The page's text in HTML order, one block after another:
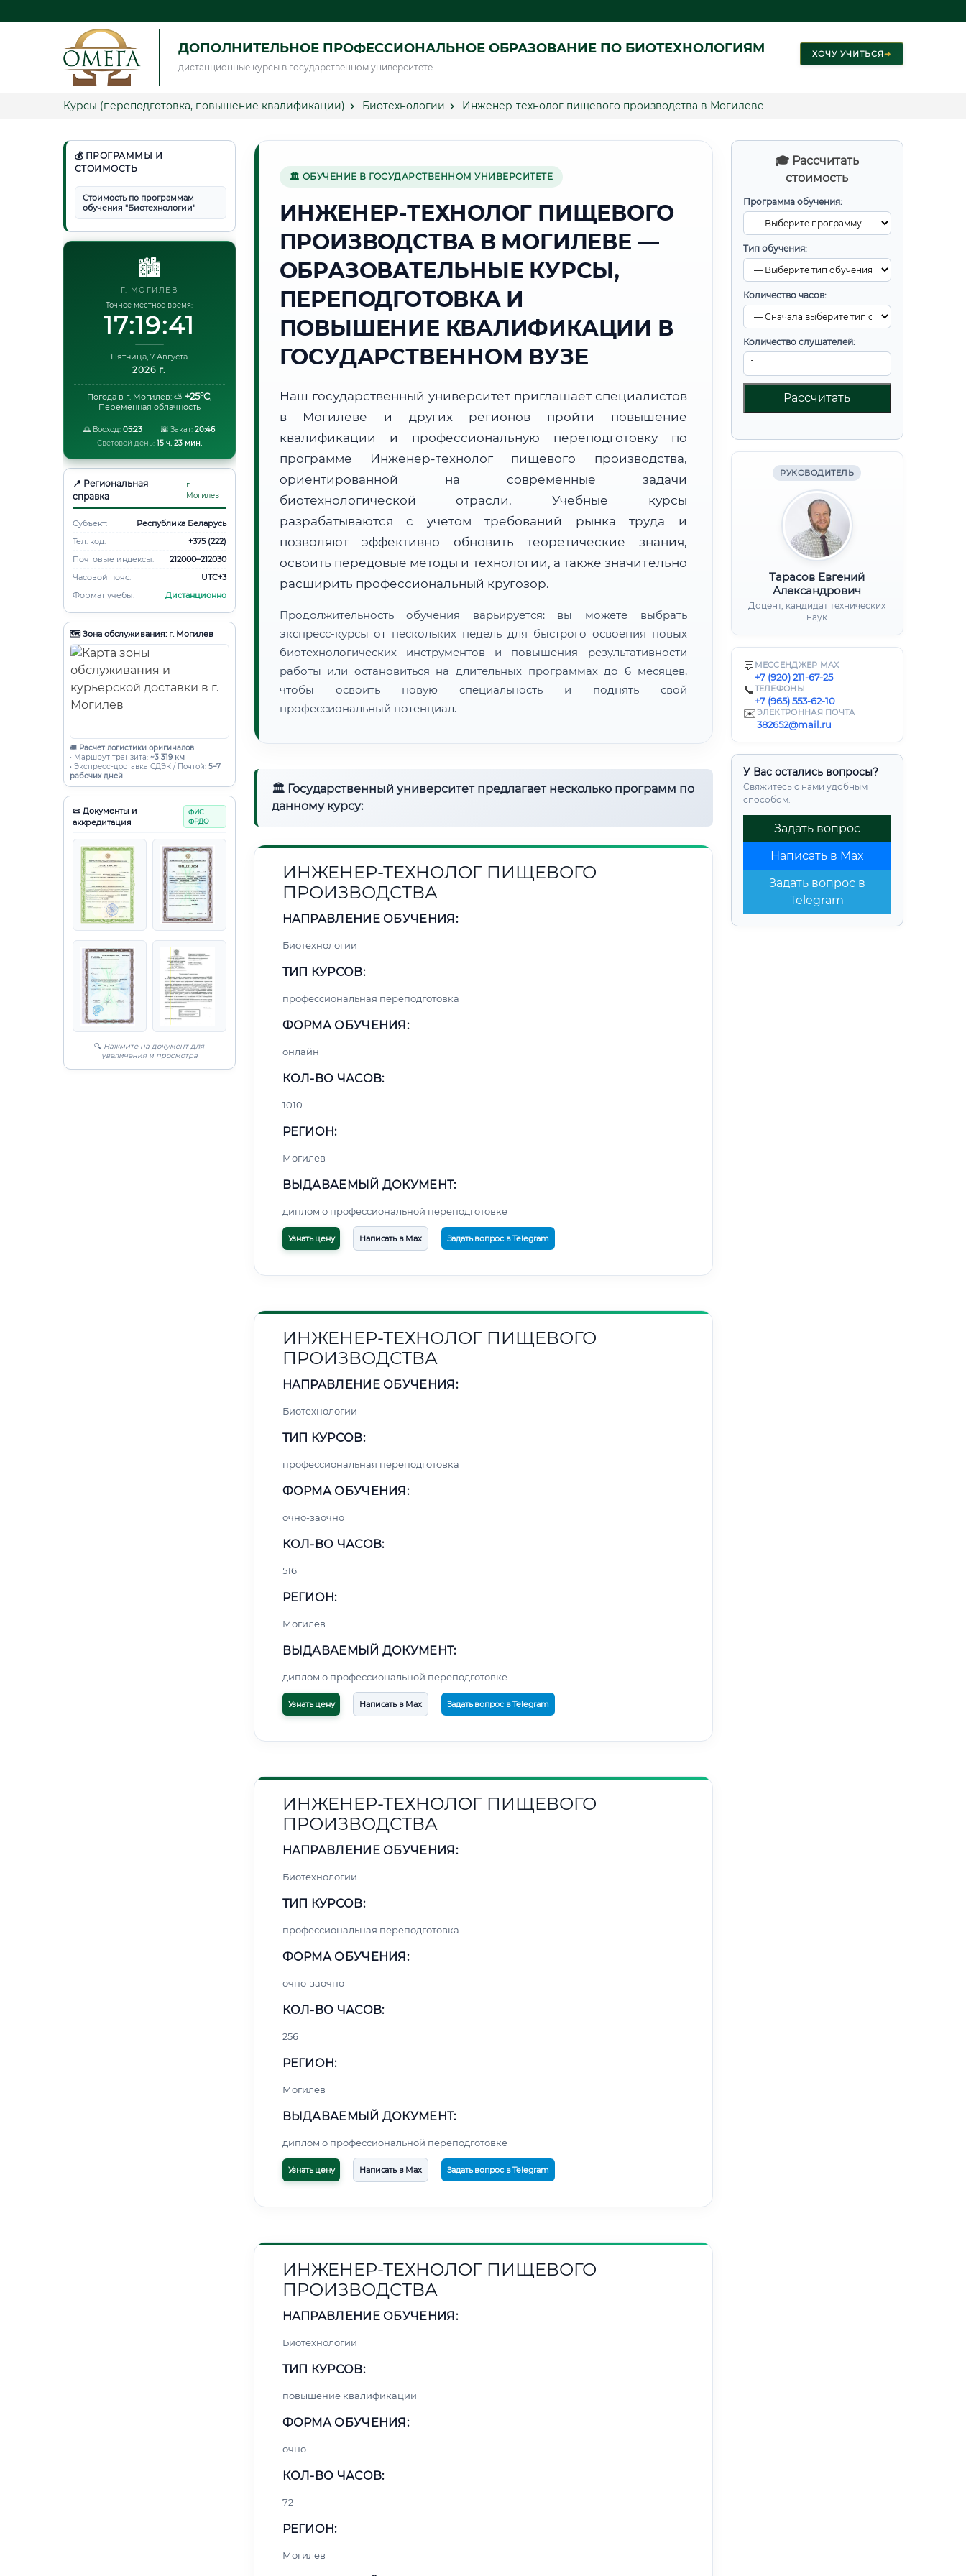
ДОПОЛНИТЕЛЬНОЕ ПРОФЕССИОНАЛЬНОЕ ОБРАЗОВАНИЕ ПО БИОТЕХНОЛОГИЯМ
дистанционные курсы в государственном университете
ХОЧУ УЧИТЬСЯ➜
Курсы (переподготовка, повышение квалификации) Биотехнологии Инженер-технолог пищевого производства в Могилеве
💰 ПРОГРАММЫ И
СТОИМОСТЬ
Стоимость по программам
обучения "Биотехнологии"
🏙️
Г. МОГИЛЕВ
Точное местное время:
17:19:42
Пятница, 7 Августа
2026 г.
Погода в г. Могилев: ⛅ +25°C,
Переменная облачность
🌅 Восход: 05:23 🌇 Закат:20:46
Световой день: 15 ч. 23 мин.
📍 Региональная
справка
г.
Могилев
Субъект:
Республика Беларусь
Тел. код:
+375 (222)
Почтовые индексы:
212000–212030
Часовой пояс:
UTC+3
Формат учебы:
Дистанционно
🗺️ Зона обслуживания: г. Могилев
🚚 Расчет логистики оригиналов:
• Маршрут транзита: ~3 319 км
• Экспресс-доставка СДЭК / Почтой: 5–7
рабочих дней
📜 Документы и
аккредитация
ФИС
ФРДО
🔍 Нажмите на документ для
увеличения и просмотра
🎓 Рассчитать
стоимость
Программа обучения:
Тип обучения:
Количество часов:
Количество слушателей:
Рассчитать
РУКОВОДИТЕЛЬ
Тарасов Евгений
Александрович
Доцент, кандидат технических
наук
💬 МЕССЕНДЖЕР MAX
+7 (920) 211-67-25
📞ТЕЛЕФОНЫ
+7 (965) 553-62-10
✉️ЭЛЕКТРОННАЯ ПОЧТА
382652@mail.ru
У Вас остались вопросы?
Свяжитесь с нами удобным
способом:
Задать вопрос
Написать в Max
Задать вопрос в
Telegram
🏛 ОБУЧЕНИЕ В ГОСУДАРСТВЕННОМ УНИВЕРСИТЕТЕ
ИНЖЕНЕР-ТЕХНОЛОГ ПИЩЕВОГО
ПРОИЗВОДСТВА В МОГИЛЕВЕ —
ОБРАЗОВАТЕЛЬНЫЕ КУРСЫ,
ПЕРЕПОДГОТОВКА И
ПОВЫШЕНИЕ КВАЛИФИКАЦИИ В
ГОСУДАРСТВЕННОМ ВУЗЕ
Наш государственный университет приглашает специалистов
в Могилеве и других регионов пройти повышение
квалификации и профессиональную переподготовку по
программе Инженер-технолог пищевого производства,
ориентированной на современные задачи
биотехнологической отрасли. Учебные курсы
разрабатываются с учётом требований рынка труда и
позволяют эффективно обновить теоретические знания,
освоить передовые методы и технологии, а также значительно
расширить профессиональный кругозор.
Продолжительность обучения варьируется: вы можете выбрать
экспресс-курсы от нескольких недель для быстрого освоения новых
биотехнологических инструментов и повышения результативности
работы или остановиться на длительных программах до 6 месяцев,
чтобы освоить новую специальность и поднять свой
профессиональный потенциал.
🏛 Государственный университет предлагает несколько программ по
данному курсу:
ИНЖЕНЕР-ТЕХНОЛОГ ПИЩЕВОГО
ПРОИЗВОДСТВА
НАПРАВЛЕНИЕ ОБУЧЕНИЯ:
Биотехнологии
ТИП КУРСОВ:
профессиональная переподготовка
ФОРМА ОБУЧЕНИЯ:
онлайн
КОЛ-ВО ЧАСОВ:
1010
РЕГИОН:
Могилев
ВЫДАВАЕМЫЙ ДОКУМЕНТ:
диплом о профессиональной переподготовке
Узнать цену Написать в Max Задать вопрос в Telegram
ИНЖЕНЕР-ТЕХНОЛОГ ПИЩЕВОГО
ПРОИЗВОДСТВА
НАПРАВЛЕНИЕ ОБУЧЕНИЯ:
Биотехнологии
ТИП КУРСОВ:
профессиональная переподготовка
ФОРМА ОБУЧЕНИЯ:
очно-заочно
КОЛ-ВО ЧАСОВ:
516
РЕГИОН:
Могилев
ВЫДАВАЕМЫЙ ДОКУМЕНТ:
диплом о профессиональной переподготовке
Узнать цену Написать в Max Задать вопрос в Telegram
ИНЖЕНЕР-ТЕХНОЛОГ ПИЩЕВОГО
ПРОИЗВОДСТВА
НАПРАВЛЕНИЕ ОБУЧЕНИЯ:
Биотехнологии
ТИП КУРСОВ:
профессиональная переподготовка
ФОРМА ОБУЧЕНИЯ:
очно-заочно
КОЛ-ВО ЧАСОВ:
256
РЕГИОН:
Могилев
ВЫДАВАЕМЫЙ ДОКУМЕНТ:
диплом о профессиональной переподготовке
Узнать цену Написать в Max Задать вопрос в Telegram
ИНЖЕНЕР-ТЕХНОЛОГ ПИЩЕВОГО
ПРОИЗВОДСТВА
НАПРАВЛЕНИЕ ОБУЧЕНИЯ:
Биотехнологии
ТИП КУРСОВ:
повышение квалификации
ФОРМА ОБУЧЕНИЯ:
очно
КОЛ-ВО ЧАСОВ:
72
РЕГИОН:
Могилев